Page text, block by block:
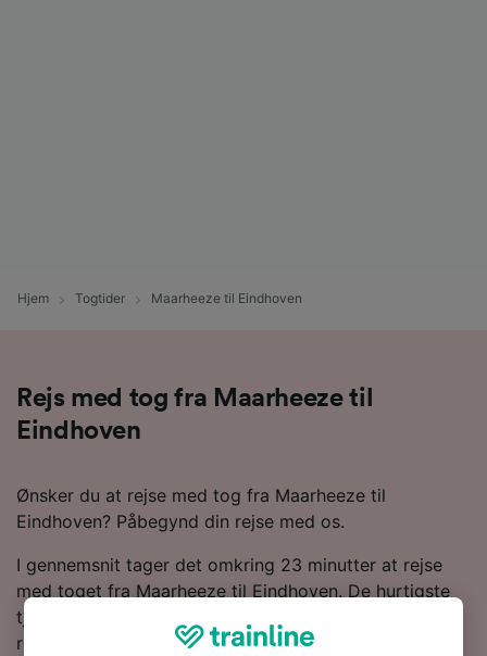
Hjem Togtider Maarheeze til Eindhoven
Rejs med tog fra Maarheeze til
Eindhoven
Ønsker du at rejse med tog fra Maarheeze til
Eindhoven? Påbegynd din rejse med os.
I gennemsnit tager det omkring 23 minutter at rejse
med toget fra Maarheeze til Eindhoven. De hurtigste
tjenester kan dog få dig frem på 17 minutter. Som
regel finder du 69 tog om dagen langs denne rute på